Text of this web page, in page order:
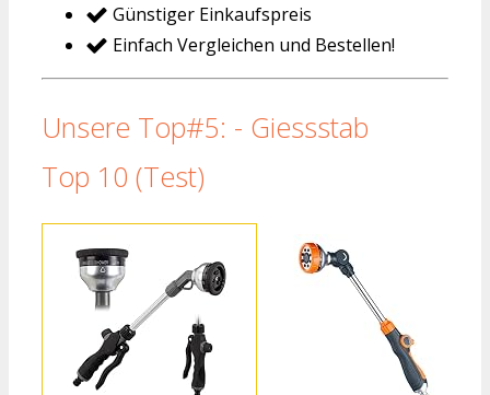
Günstiger Einkaufspreis
Einfach Vergleichen und Bestellen!
Unsere Top#5: - Giessstab
Top 10 (Test)